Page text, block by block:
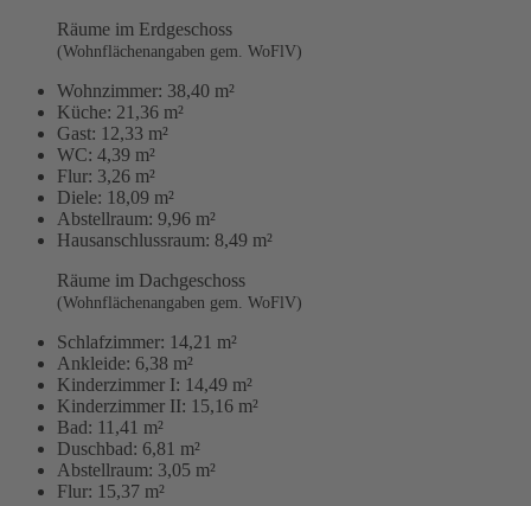
Räume im Erdgeschoss
(Wohnflächenangaben gem. WoFlV)
Wohnzimmer: 38,40 m²
Küche: 21,36 m²
Gast: 12,33 m²
WC: 4,39 m²
Flur: 3,26 m²
Diele: 18,09 m²
Abstellraum: 9,96 m²
Hausanschlussraum: 8,49 m²
Räume im Dachgeschoss
(Wohnflächenangaben gem. WoFlV)
Schlafzimmer: 14,21 m²
Ankleide: 6,38 m²
Kinderzimmer I: 14,49 m²
Kinderzimmer II: 15,16 m²
Bad: 11,41 m²
Duschbad: 6,81 m²
Abstellraum: 3,05 m²
Flur: 15,37 m²